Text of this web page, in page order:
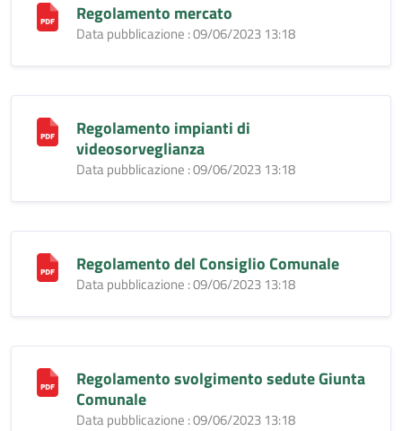
Regolamento mercato
Data pubblicazione : 09/06/2023 13:18
Regolamento impianti di
videosorveglianza
Data pubblicazione : 09/06/2023 13:18
Regolamento del Consiglio Comunale
Data pubblicazione : 09/06/2023 13:18
Regolamento svolgimento sedute Giunta
Comunale
Data pubblicazione : 09/06/2023 13:18